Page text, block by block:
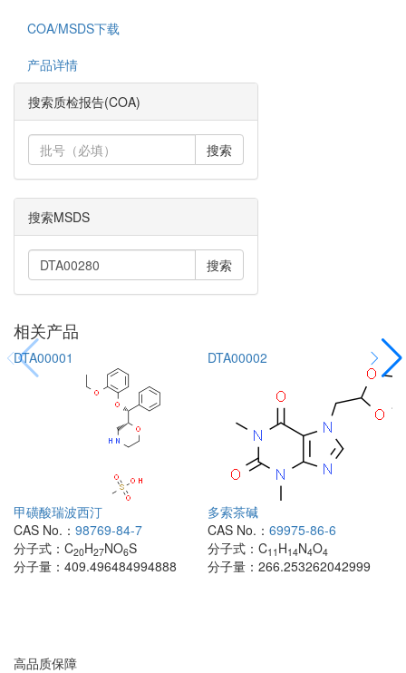
COA/MSDS下载
产品详情
搜索质检报告(COA)
搜索
搜索MSDS
搜索
相关产品
DTA00001
甲磺酸瑞波西汀
CAS No.： 98769-84-7
分子式： C20H27NO6S
分子量： 409.496484994888
DTA00002
多索茶碱
CAS No.： 69975-86-6
分子式： C11 H14N4O4
分子量： 266.253262042999
高品质保障